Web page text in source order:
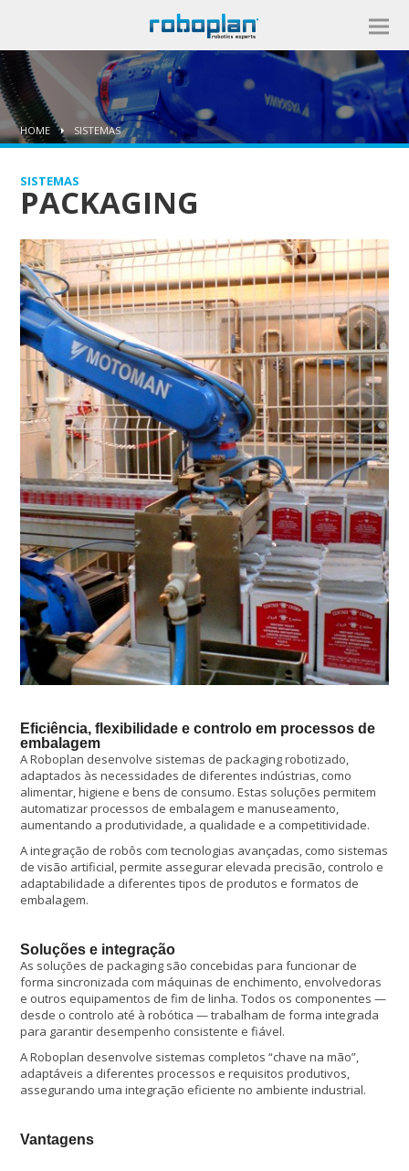
HOME SISTEMAS
SISTEMAS
PACKAGING
Eficiência, flexibilidade e controlo em processos de
embalagem
A Roboplan desenvolve sistemas de packaging robotizado,
adaptados às necessidades de diferentes indústrias, como
alimentar, higiene e bens de consumo. Estas soluções permitem
automatizar processos de embalagem e manuseamento,
aumentando a produtividade, a qualidade e a competitividade.
A integração de robôs com tecnologias avançadas, como sistemas
de visão artificial, permite assegurar elevada precisão, controlo e
adaptabilidade a diferentes tipos de produtos e formatos de
embalagem.
Soluções e integração
As soluções de packaging são concebidas para funcionar de
forma sincronizada com máquinas de enchimento, envolvedoras
e outros equipamentos de fim de linha. Todos os componentes —
desde o controlo até à robótica — trabalham de forma integrada
para garantir desempenho consistente e fiável.
A Roboplan desenvolve sistemas completos “chave na mão”,
adaptáveis a diferentes processos e requisitos produtivos,
assegurando uma integração eficiente no ambiente industrial.
Vantagens